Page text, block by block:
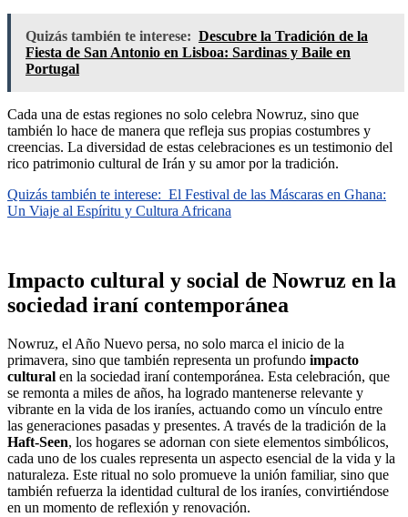
Quizás también te interese: Descubre la Tradición de la
Fiesta de San Antonio en Lisboa: Sardinas y Baile en
Portugal
Cada una de estas regiones no solo celebra Nowruz, sino que
también lo hace de manera que refleja sus propias costumbres y
creencias. La diversidad de estas celebraciones es un testimonio del
rico patrimonio cultural de Irán y su amor por la tradición.
Quizás también te interese: El Festival de las Máscaras en Ghana:
Un Viaje al Espíritu y Cultura Africana
Impacto cultural y social de Nowruz en la
sociedad iraní contemporánea
Nowruz, el Año Nuevo persa, no solo marca el inicio de la
primavera, sino que también representa un profundo impacto
cultural en la sociedad iraní contemporánea. Esta celebración, que
se remonta a miles de años, ha logrado mantenerse relevante y
vibrante en la vida de los iraníes, actuando como un vínculo entre
las generaciones pasadas y presentes. A través de la tradición de la
Haft-Seen, los hogares se adornan con siete elementos simbólicos,
cada uno de los cuales representa un aspecto esencial de la vida y la
naturaleza. Este ritual no solo promueve la unión familiar, sino que
también refuerza la identidad cultural de los iraníes, convirtiéndose
en un momento de reflexión y renovación.